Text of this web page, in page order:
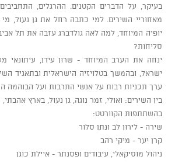
בעיקר, על הדברים הקטנים. ההרגלים,
מאחוריי השירים. למי כתבה רחל את גן נעול,
יופיה המיוחד, למה לאה גולדברג עזבה את תל
סליחות?
ישראל, ובהמשך בטלויזיה הישראלית ובתאגיד
ערך תכניות רבות על אנשי התרבות ועל הבוהמה
בין השירים: ואולי, זמר נוגה, גן נעול, בארץ אהבתי,
בהשתתפות הקוורטט:
שירה - לירון לב ונתן סלור
קרן יער - מיקי רהב
ניהול מוסיקאלי, עיבודים ופסנתר - איילת כוגן